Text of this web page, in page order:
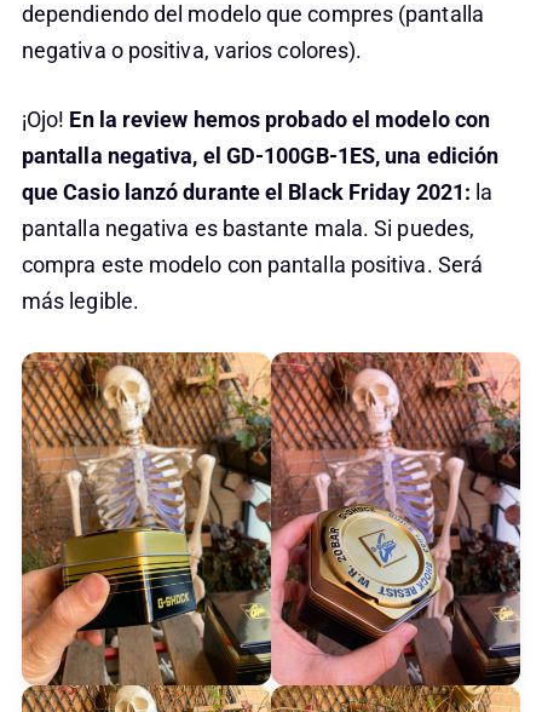
dependiendo del modelo que compres (pantalla
negativa o positiva, varios colores).
¡Ojo! En la review hemos probado el modelo con
pantalla negativa, el GD-100GB-1ES, una edición
que Casio lanzó durante el Black Friday 2021: la
pantalla negativa es bastante mala. Si puedes,
compra este modelo con pantalla positiva. Será
más legible.